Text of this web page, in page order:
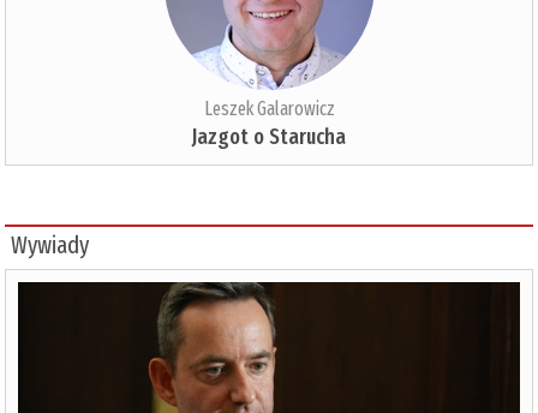
Leszek Galarowicz
Jazgot o Starucha
Wywiady